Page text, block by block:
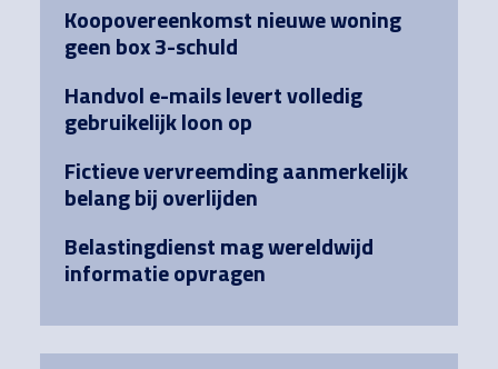
Koopovereenkomst nieuwe woning
geen box 3-schuld
Handvol e-mails levert volledig
gebruikelijk loon op
Fictieve vervreemding aanmerkelijk
belang bij overlijden
Belastingdienst mag wereldwijd
informatie opvragen